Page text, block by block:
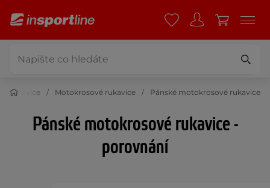
rukavice Motokrosové rukavice Pánské motokrosové rukavice
Pánské motokrosové rukavice -
porovnání